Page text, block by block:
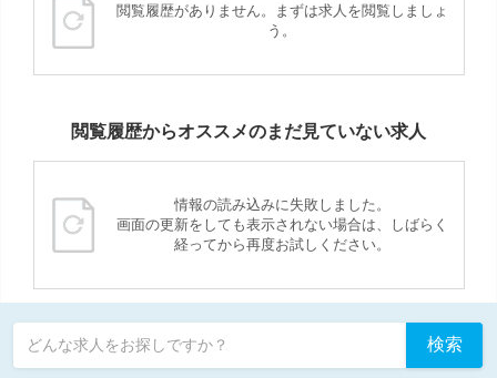
閲覧履歴がありません。まずは求人を閲覧しましょ
う。
閲覧履歴からオススメのまだ見ていない求人
情報の読み込みに失敗しました。
画面の更新をしても表示されない場合は、しばらく
経ってから再度お試しください。
どんな求人をお探しですか？ 検索